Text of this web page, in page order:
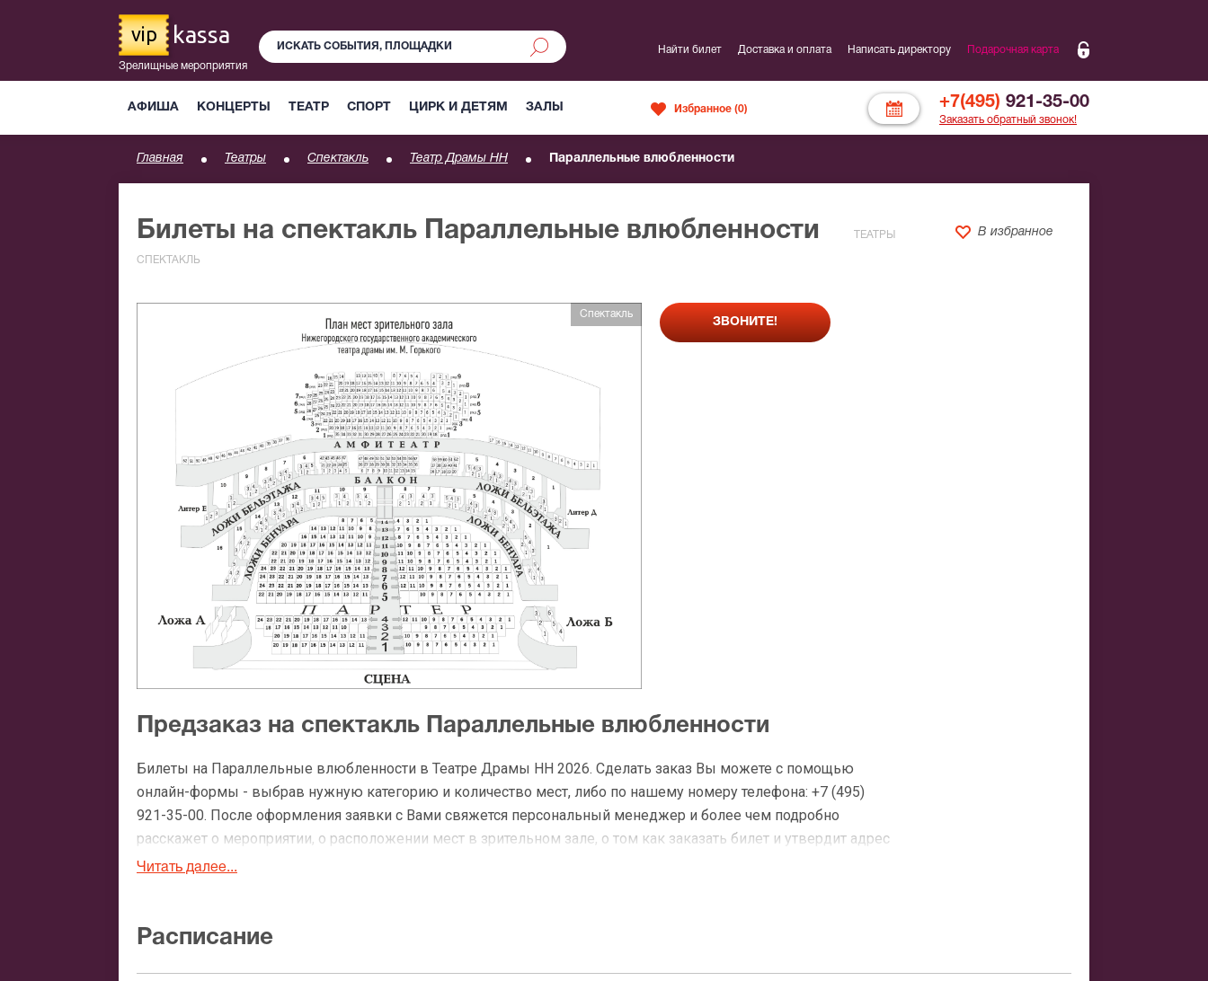
vip kassa
Зрелищные мероприятия
АФИША КОНЦЕРТЫ ТЕАТР СПОРТ ЦИРК И ДЕТЯМ ЗАЛЫ
Найти билет Доставка и оплата Написать директору Подарочная карта
+7(495) 921-35-00
Заказать обратный звонок!
Избранное (0)
Главная Театры Спектакль Театр Драмы НН Параллельные влюбленности
Билеты на спектакль Параллельные влюбленности ТЕАТРЫ
СПЕКТАКЛЬ
В избранное
Спектакль
ЗВОНИТЕ!
Предзаказ на спектакль Параллельные влюбленности
Билеты на Параллельные влюбленности в Театре Драмы НН 2026. Сделать заказ Вы можете с помощью
онлайн-формы - выбрав нужную категорию и количество мест, либо по нашему номеру телефона: +7 (495)
921-35-00. После оформления заявки с Вами свяжется персональный менеджер и более чем подробно
расскажет о мероприятии, о расположении мест в зрительном зале, о том как заказать билет и утвердит адрес
доставки.
После бронирования билетов, ожидайте доставку по Москве в течение не более 2-х часов. Бесплатная
доставка билетов осуществляется в пределах МКАД возле метро или в пешей доступности. Оплатить заказ
Читать далее...
Расписание